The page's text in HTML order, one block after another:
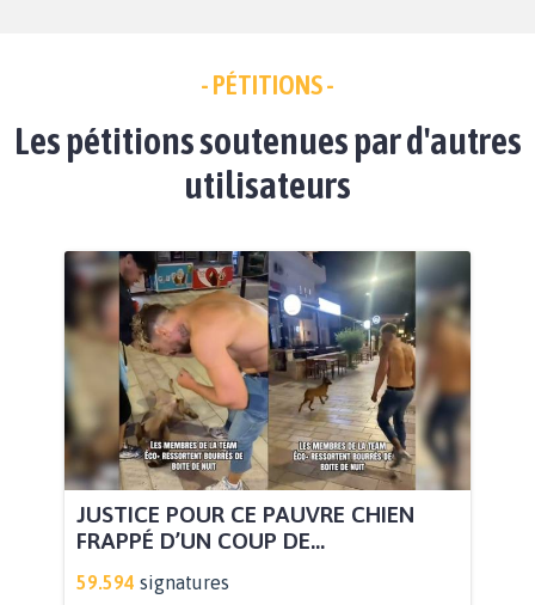
- PÉTITIONS -
Les pétitions soutenues par d'autres
utilisateurs
JUSTICE POUR CE PAUVRE CHIEN
FRAPPÉ D’UN COUP DE...
59.594 signatures